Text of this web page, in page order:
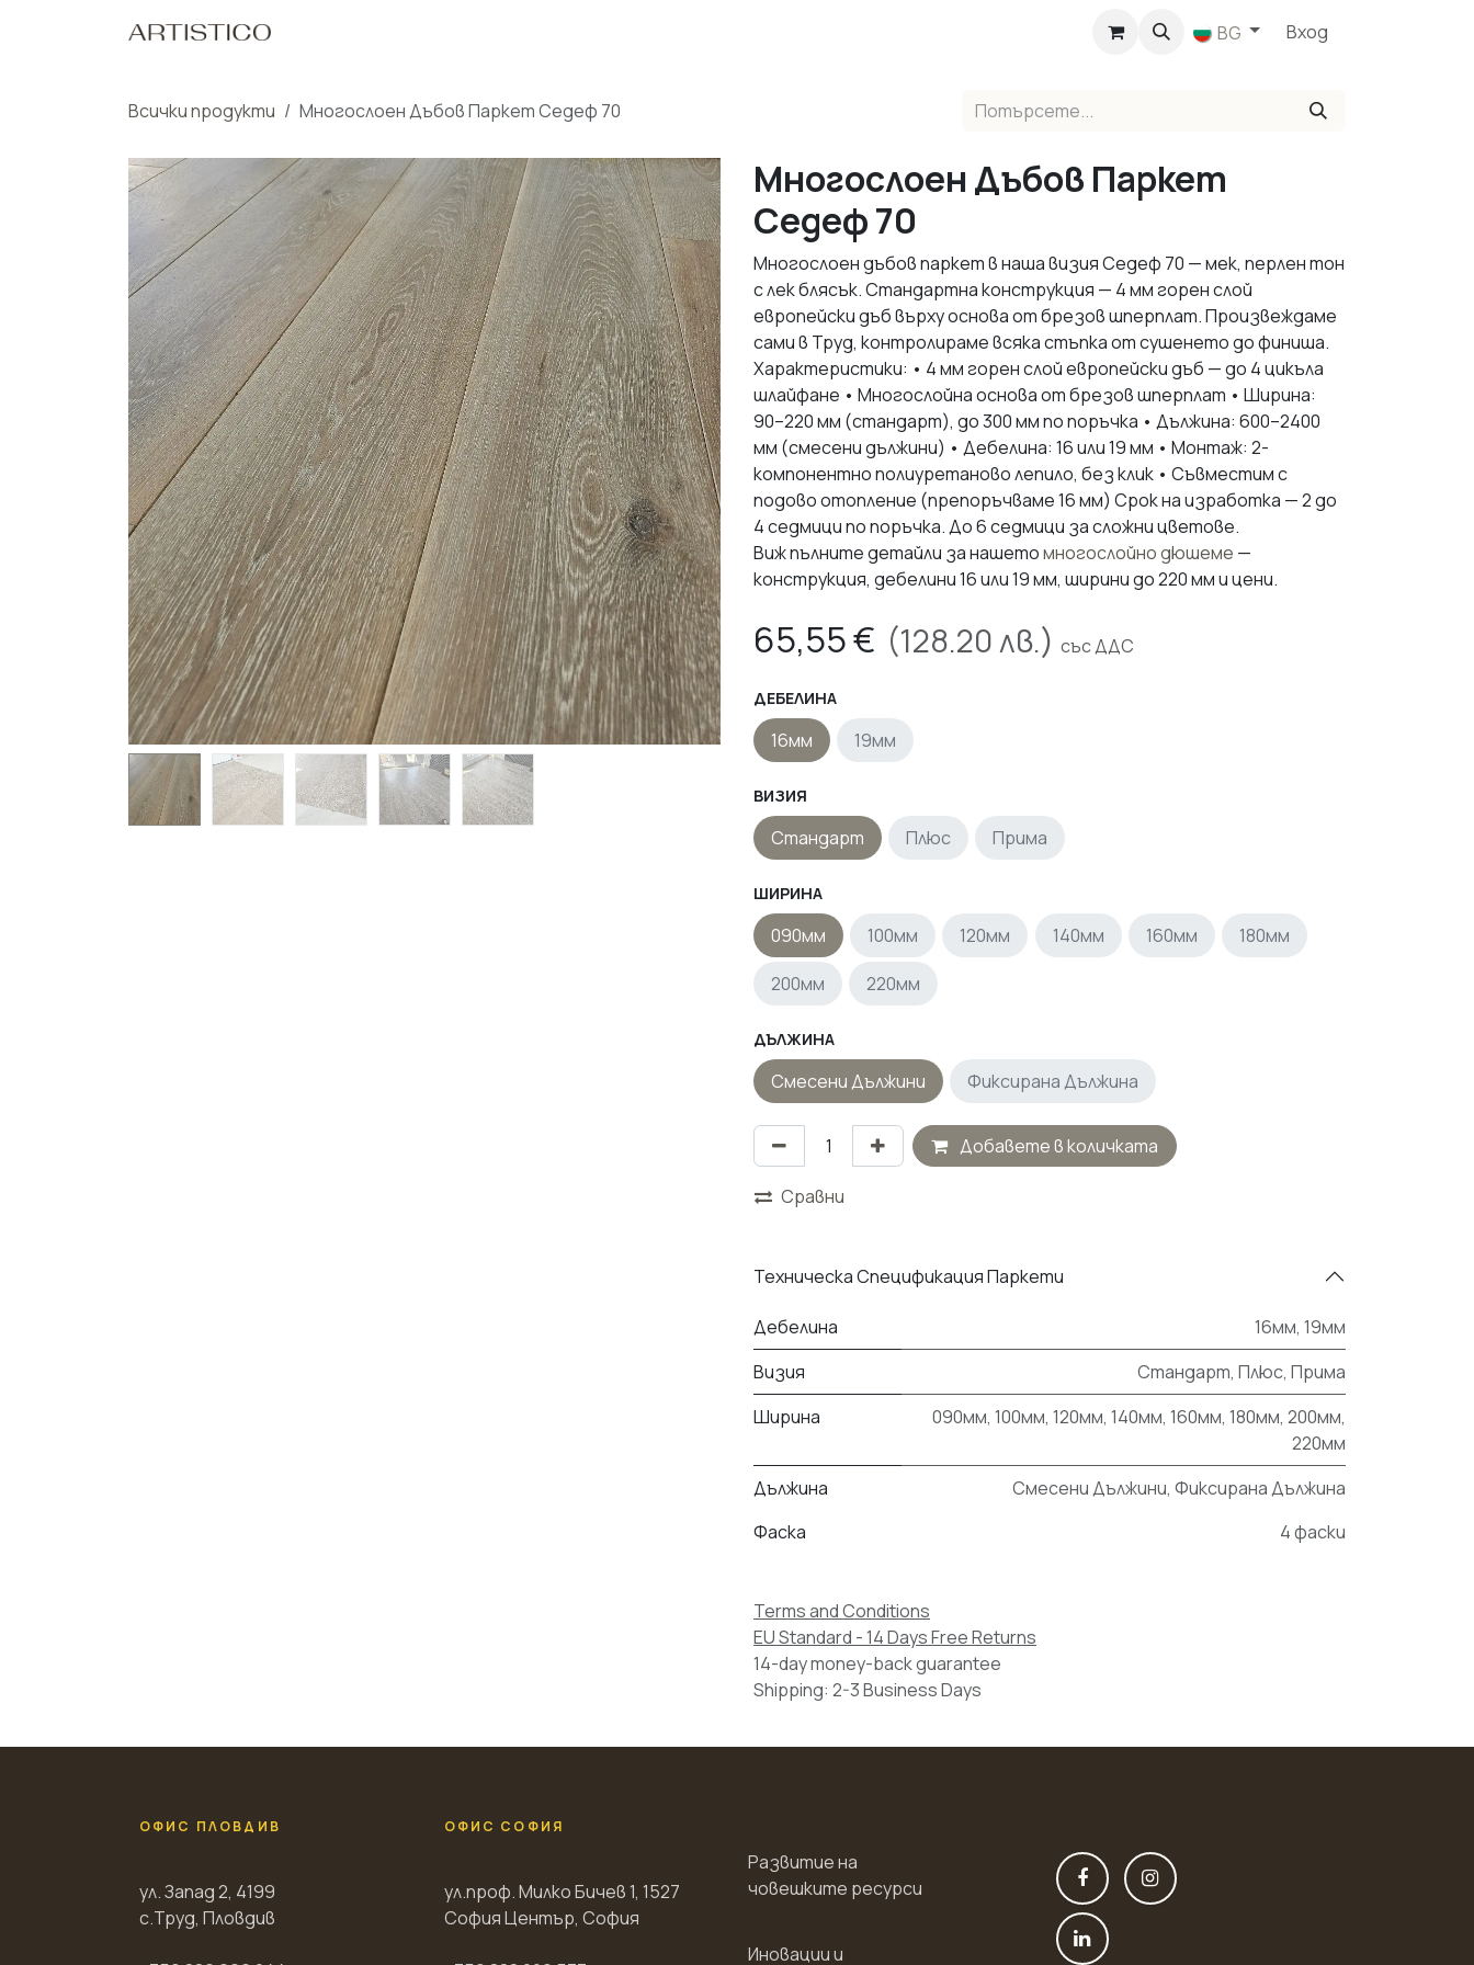
BG Вход
Всички продукти Многослоен Дъбов Паркет Седеф 70
Многослоен Дъбов Паркет
Седеф 70
Многослоен дъбов паркет в наша визия Седеф 70 — мек, перлен тон
с лек блясък. Стандартна конструкция — 4 мм горен слой
европейски дъб върху основа от брезов шперплат. Произвеждаме
сами в Труд, контролираме всяка стъпка от сушенето до финиша.
Характеристики: • 4 мм горен слой европейски дъб — до 4 цикъла
шлайфане • Многослойна основа от брезов шперплат • Ширина:
90–220 мм (стандарт), до 300 мм по поръчка • Дължина: 600–2400
мм (смесени дължини) • Дебелина: 16 или 19 мм • Монтаж: 2-
компонентно полиуретаново лепило, без клик • Съвместим с
подово отопление (препоръчваме 16 мм) Срок на изработка — 2 до
4 седмици по поръчка. До 6 седмици за сложни цветове.
Виж пълните детайли за нашетомногослойно дюшеме —
конструкция, дебелини 16 или 19 мм, ширини до 220 мм и цени.
65,55€ (128.20лв.) със ДДС
ДЕБЕЛИНА
16мм 19мм
ВИЗИЯ
Стандарт Плюс Прима
ШИРИНА
090мм 100мм 120мм 140мм 160мм
180мм
200мм
220мм
ДЪЛЖИНА
Смесени Дължини Фиксирана Дължина
Добавете в количката
Сравни
Техническа Спецификация Паркети
Дебелина 16мм, 19мм
Визия
Стандарт, Плюс, Прима
Ширина
090мм, 100мм, 120мм, 140мм, 160мм, 180мм, 200мм,
220мм
Дължина
Смесени Дължини, Фиксирана Дължина
Фаска
4 фаски
Terms and Conditions
EU Standard - 14 Days Free Returns
14-day money-back guarantee
Shipping: 2-3 Business Days
ОФИС ПЛОВДИВ
ул. Запад 2, 4199
с.Труд, Пловдив
ОФИС СОФИЯ
ул.проф. Милко Бичев 1, 1527
София Център, София
Развитие на
човешките ресурси
Иновации и